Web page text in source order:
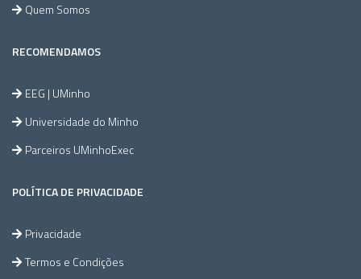
Quem Somos
RECOMENDAMOS
EEG | UMinho
Universidade do Minho
Parceiros UMinhoExec
POLÍTICA DE PRIVACIDADE
Privacidade
Termos e Condições